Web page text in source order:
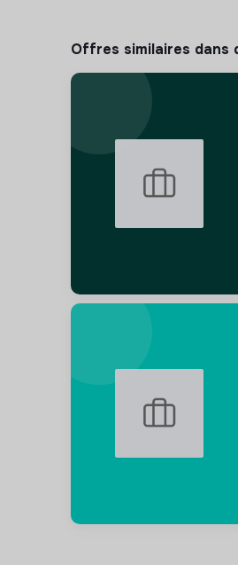
Offres similaires dans